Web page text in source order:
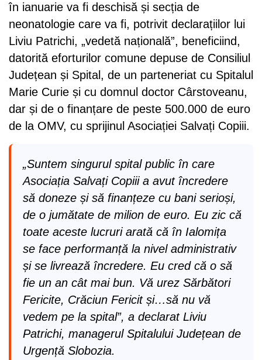
în ianuarie va fi deschisă și secția de
neonatologie care va fi, potrivit declarațiilor lui
Liviu Patrichi, „vedetă națională”, beneficiind,
datorită eforturilor comune depuse de Consiliul
Județean și Spital, de un parteneriat cu Spitalul
Marie Curie și cu domnul doctor Cârstoveanu,
dar și de o finanțare de peste 500.000 de euro
de la OMV, cu sprijinul Asociației Salvați Copiii.
„Suntem singurul spital public în care
Asociația Salvați Copiii a avut încredere
să doneze și să finanțeze cu bani serioși,
de o jumătate de milion de euro. Eu zic că
toate aceste lucruri arată că în Ialomița
se face performanță la nivel administrativ
și se livrează încredere. Eu cred că o să
fie un an cât mai bun. Vă urez Sărbători
Fericite, Crăciun Fericit și…să nu vă
vedem pe la spital”, a declarat Liviu
Patrichi, managerul Spitalului Județean de
Urgență Slobozia.